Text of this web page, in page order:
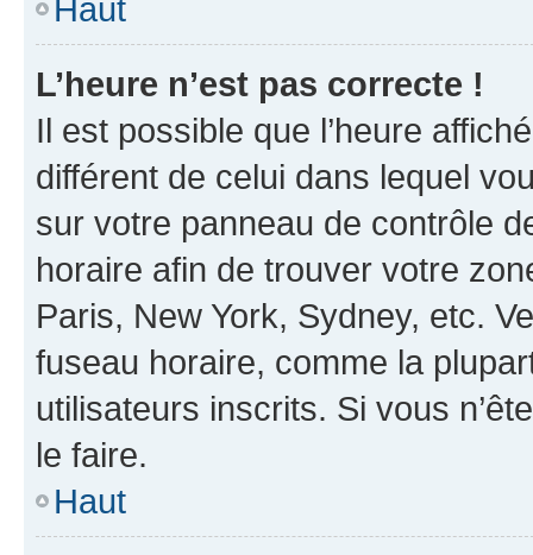
Haut
L’heure n’est pas correcte !
Il est possible que l’heure
différent de celui dans lequel
sur votre panneau de contrôle
horaire afin de trouver votre
Paris, New York, Sydney, etc.
fuseau horaire, comme la
utilisateurs inscrits. Si vous
le faire.
Haut